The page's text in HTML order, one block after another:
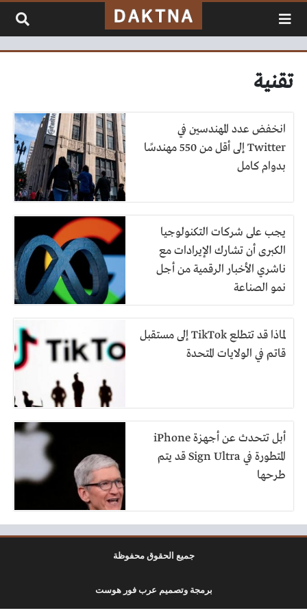
تقنية
انخفض عدد المهندسين في
Twitter إلى أقل من 550 مهندسًا
بدوام كامل
يجب على شركات التكنولوجيا
الكبرى أن تشارك الإيرادات مع
ناشري الأخبار الرقمية من أجل
نمو الصناعة
لماذا قد تتطلع TikTok إلى مستقبل
قاتم في الولايات المتحدة
أبل تتحدث عن أجهزة iPhone
المتطورة في Sign Ultra قد يتم
طرحها
جميع الحقوق محفوظة
برمجة وتصميم عرب فور هوست